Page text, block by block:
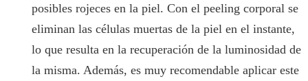
posibles rojeces en la piel. Con el peeling corporal se
eliminan las células muertas de la piel en el instante,
lo que resulta en la recuperación de la luminosidad de
la misma. Además, es muy recomendable aplicar este